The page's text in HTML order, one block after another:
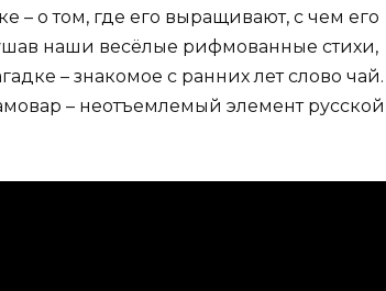
– о том, где его выращивают, с чем его
наши весёлые рифмованные стихи,
– знакомое с ранних лет слово
– неотъемлемый элемент русской